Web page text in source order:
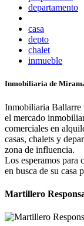
departamento
casa
depto
chalet
inmueble
Inmobiliaria de
Inmobiliaria Ballarre
el mercado
comerciales en
casas, chalets y
zona de influencia.
Los esperamos para
en busca de su casa
Martillero